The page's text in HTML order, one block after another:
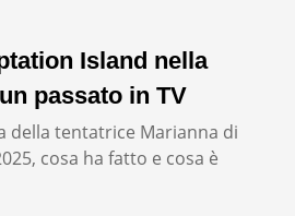
Island nella
passato in TV
della tentatrice Marianna di
cosa ha fatto e cosa è